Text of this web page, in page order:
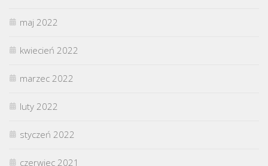
maj 2022
kwiecień 2022
marzec 2022
luty 2022
styczeń 2022
czerwiec 2021